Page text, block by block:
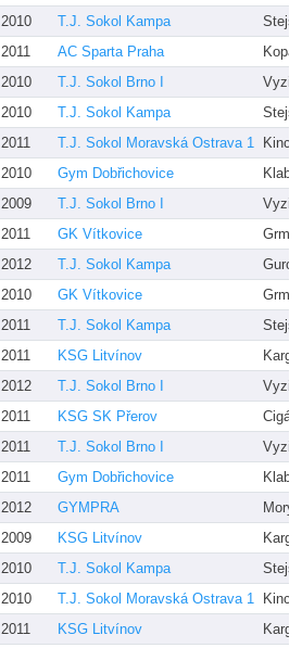
2010 T.J. Sokol Kampa
2011 AC Sparta Praha
2010 T.J. Sokol Brno I
2010 T.J. Sokol Kampa
2011 T.J. Sokol Moravská Ostrava 1
2010 Gym Dobřichovice
2009 T.J. Sokol Brno I
2011 GK Vítkovice
2012 T.J. Sokol Kampa
2010 GK Vítkovice
2011 T.J. Sokol Kampa
2011 KSG Litvínov
2012 T.J. Sokol Brno I
2011 KSG SK Přerov
2011 T.J. Sokol Brno I
2011 Gym Dobřichovice
2012 GYMPRA
2009 KSG Litvínov
2010 T.J. Sokol Kampa
2010 T.J. Sokol Moravská Ostrava 1
2011 KSG Litvínov